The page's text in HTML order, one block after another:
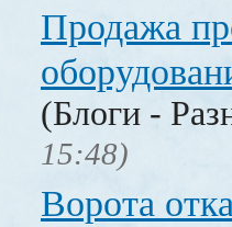
Продажа
(Блоги -
15:48)
Ворота